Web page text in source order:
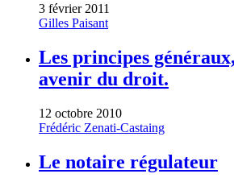
3 février 2011
Gilles Paisant
Les principes
avenir du droit.
12 octobre 2010
Frédéric Zenati-Castaing
Le notaire régulateur